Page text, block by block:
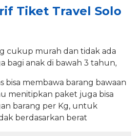
Tiket Travel Solo
cukup murah dan tidak ada
bagi anak di bawah 3 tahun,
bisa membawa barang bawaan
menitipkan paket juga bisa
barang per Kg, untuk
berdasarkan berat